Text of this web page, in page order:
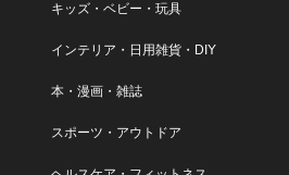
キッズ・ベビー・玩具
インテリア・日用雑貨・DIY
本・漫画・雑誌
スポーツ・アウトドア